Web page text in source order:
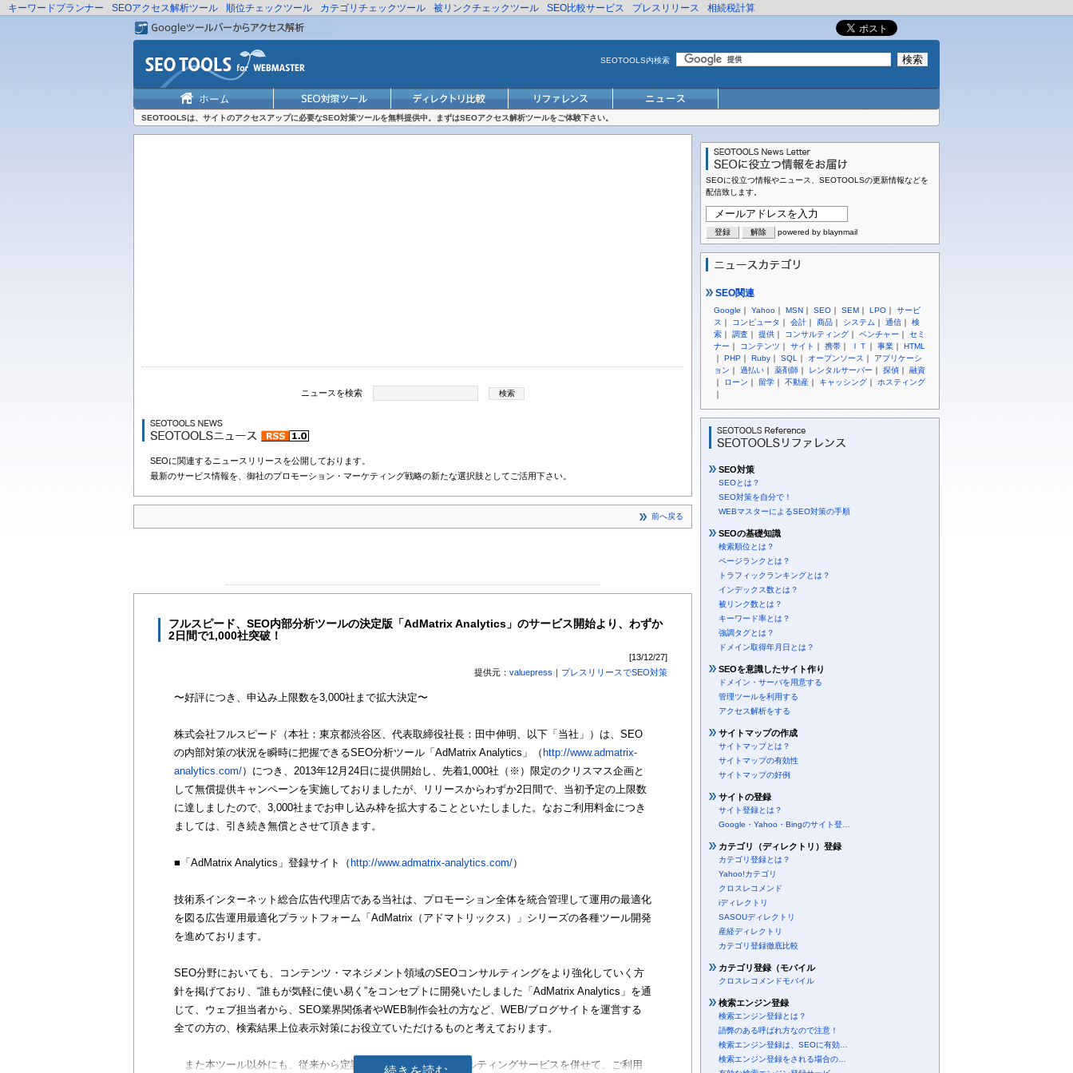
キーワードプランナー SEOアクセス解析ツール 順位チェックツール カテゴリチェックツール 被リンクチェックツール SEO比較サービス プレスリリース 相続税計算
SEOTOOLS内検索
SEOTOOLSは、サイトのアクセスアップに必要なSEO対策ツールを無料提供中。まずはSEOアクセス解析ツールをご体験下さい。
ニュースを検索
SEOに関連するニュースリリースを公開しております。
最新のサービス情報を、御社のプロモーション・マーケティング戦略の新たな選択肢としてご活用下さい。
前へ戻る
フルスピード、SEO内部分析ツールの決定版「AdMatrix Analytics」のサービス開始より、わずか
2日間で1,000社突破！
[13/12/27]
提供元： valuepress プレスリリースでSEO対策
〜好評につき、申込み上限数を3,000社まで拡大決定〜
株式会社フルスピード（本社：東京都渋谷区、代表取締役社長：田中伸明、以下「当社」）は、SEO
の内部対策の状況を瞬時に把握できるSEO分析ツール「AdMatrix Analytics」（ http://www.admatrix-
analytics.com/）につき、2013年12月24日に提供開始し、先着1,000社（※）限定のクリスマス企画と
して無償提供キャンペーンを実施しておりましたが、リリースからわずか2日間で、当初予定の上限数
に達しましたので、3,000社までお申し込み枠を拡大することといたしました。なおご利用料金につき
ましては、引き続き無償とさせて頂きます。
■「AdMatrix Analytics」登録サイト（ http://www.admatrix-analytics.com/）
技術系インターネット総合広告代理店である当社は、プロモーション全体を統合管理して運用の最適化
を図る広告運用最適化プラットフォーム「AdMatrix（アドマトリックス）」シリーズの各種ツール開発
を進めております。
SEO分野においても、コンテンツ・マネジメント領域のSEOコンサルティングをより強化していく方
針を掲げており、“誰もが気軽に使い易く”をコンセプトに開発いたしました「AdMatrix Analytics」を通
じて、ウェブ担当者から、SEO業界関係者やWEB制作会社の方など、WEB/ブログサイトを運営する
全ての方の、検索結果上位表示対策にお役立ていただけるものと考えております。
また本ツール以外にも、従来から定評のある当社SEOコンサルティングサービスを併せて、ご利用
SEOに役立つ情報やニュース、SEOTOOLSの更新情報などを
配信致します。
powered by blaynmail
SEO関連
Google ｜ Yahoo ｜ MSN ｜ SEO ｜ SEM ｜ LPO ｜ サービ
ス ｜ コンピュータ ｜ 会計 ｜ 商品 ｜ システム ｜ 通信 ｜ 検
索 ｜ 調査 ｜ 提供 ｜ コンサルティング ｜ ベンチャー ｜ セミ
ナー ｜ コンテンツ ｜ サイト ｜ 携帯 ｜ ＩＴ ｜ 事業 ｜ HTML
｜ PHP ｜ Ruby ｜ SQL ｜ オープンソース ｜ アプリケーシ
ョン ｜ 過払い ｜ 薬剤師 ｜ レンタルサーバー ｜ 探偵 ｜ 融資
｜ ローン ｜ 留学 ｜ 不動産 ｜ キャッシング ｜ ホスティング
｜
SEO対策
SEOとは？
SEO対策を自分で！
WEBマスターによるSEO対策の手順
SEOの基礎知識
検索順位とは？
ページランクとは？
トラフィックランキングとは？
インデックス数とは？
被リンク数とは？
キーワード率とは？
強調タグとは？
ドメイン取得年月日とは？
SEOを意識したサイト作り
ドメイン・サーバを用意する
管理ツールを利用する
アクセス解析をする
サイトマップの作成
サイトマップとは？
サイトマップの有効性
サイトマップの好例
サイトの登録
サイト登録とは？
Google・Yahoo・Bingのサイト登…
カテゴリ（ディレクトリ）登録
カテゴリ登録とは？
Yahoo!カテゴリ
クロスレコメンド
iディレクトリ
SASOUディレクトリ
産経ディレクトリ
カテゴリ登録徹底比較
カテゴリ登録（モバイル
クロスレコメンドモバイル
検索エンジン登録
検索エンジン登録とは？
語弊のある呼ばれ方なので注意！
検索エンジン登録は、SEOに有効…
検索エンジン登録をされる場合の…